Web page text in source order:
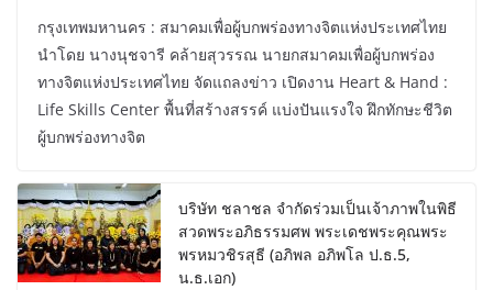
กรุงเทพมหานคร : สมาคมเพื่อผู้บกพร่องทางจิตแห่งประเทศไทย
นำโดย นางนุชจารี คล้ายสุวรรณ นายกสมาคมเพื่อผู้บกพร่อง
ทางจิตแห่งประเทศไทย จัดแถลงข่าว เปิดงาน Heart & Hand :
Life Skills Center พื้นที่สร้างสรรค์ แบ่งปันแรงใจ ฝึกทักษะชีวิต
ผู้บกพร่องทางจิต
บริษัท ชลาชล จำกัดร่วมเป็นเจ้าภาพในพิธี
สวดพระอภิธรรมศพ พระเดชพระคุณพระ
พรหมวชิรสุธี (อภิพล อภิพโล ป.ธ.5,
น.ธ.เอก)